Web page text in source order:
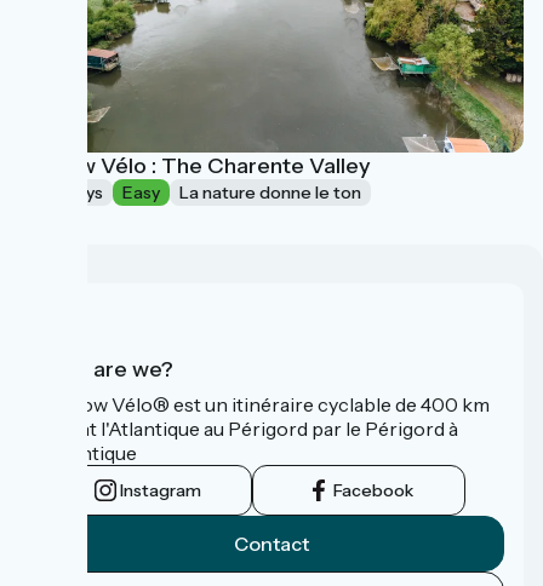
La Flow Vélo : The Charente Valley
2 days Easy La nature donne le ton
Who are we?
La Flow Vélo® est un itinéraire cyclable de 400 km
reliant l'Atlantique au Périgord par le Périgord à
l’Atlantique
Instagram Facebook
Contact